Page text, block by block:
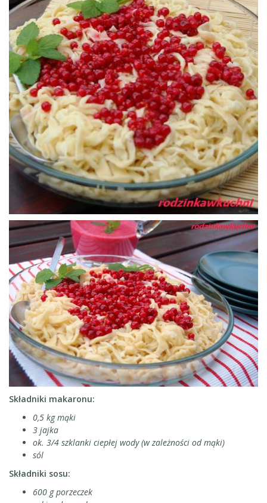
Składniki makaronu:
0,5 kg mąki
3 jajka
ok. 3/4 szklanki ciepłej wody (w zależności od mąki)
sól
Składniki sosu:
600 g porzeczek